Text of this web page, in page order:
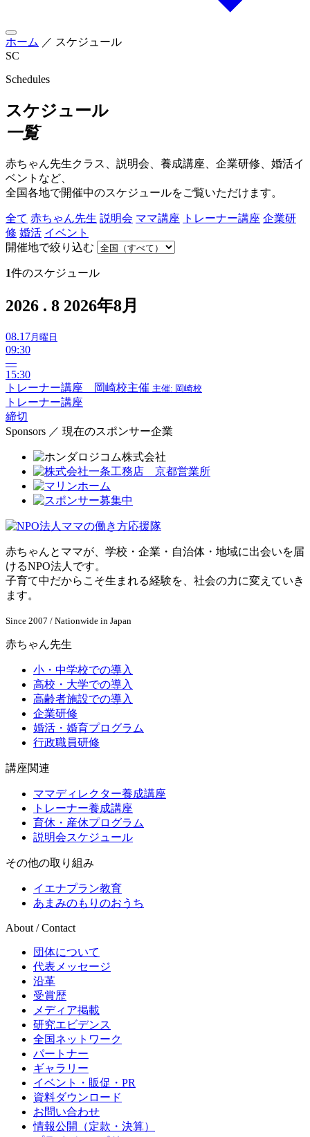
ホーム ／ スケジュール
SC
Schedules
スケジュール
一覧
赤ちゃん先生クラス、説明会、養成講座、企業研修、婚活イ
ベントなど、
全国各地で開催中のスケジュールをご覧いただけます。
全て 赤ちゃん先生 説明会 ママ講座 トレーナー講座 企業研
修 婚活 イベント
開催地で絞り込む
1件のスケジュール
2026 . 8 2026年8月
08.17月曜日
09:30
—
15:30
トレーナー講座 岡崎校主催 主催: 岡崎校
トレーナー講座
締切
Sponsors ／ 現在のスポンサー企業
赤ちゃんとママが、学校・企業・自治体・地域に出会いを届
けるNPO法人です。
子育て中だからこそ生まれる経験を、社会の力に変えていき
ます。
Since 2007 / Nationwide in Japan
赤ちゃん先生
小・中学校での導入
高校・大学での導入
高齢者施設での導入
企業研修
婚活・婚育プログラム
行政職員研修
講座関連
ママディレクター養成講座
トレーナー養成講座
育休・産休プログラム
説明会スケジュール
その他の取り組み
イエナプラン教育
あまみのもりのおうち
About / Contact
団体について
代表メッセージ
沿革
受賞歴
メディア掲載
研究エビデンス
全国ネットワーク
パートナー
ギャラリー
イベント・販促・PR
資料ダウンロード
お問い合わせ
情報公開（定款・決算）